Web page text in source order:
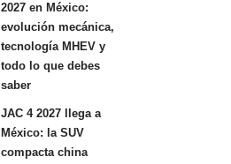
2027 en México:
evolución mecánica,
tecnología MHEV y
todo lo que debes
saber
JAC 4 2027 llega a
México: la SUV
compacta china